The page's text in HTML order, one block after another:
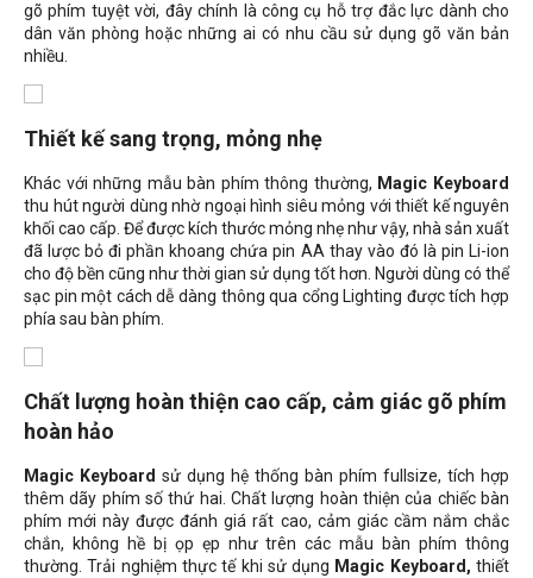
gõ phím tuyệt vời, đây chính là công cụ hỗ trợ đắc lực dành cho
dân văn phòng hoặc những ai có nhu cầu sử dụng gõ văn bản
nhiều.
Thiết kế sang trọng, mỏng nhẹ
Khác với những mẫu bàn phím thông thường, Magic Keyboard
thu hút người dùng nhờ ngoại hình siêu mỏng với thiết kế nguyên
khối cao cấp. Để được kích thước mỏng nhẹ như vậy, nhà sản xuất
đã lược bỏ đi phần khoang chứa pin AA thay vào đó là pin Li-ion
cho độ bền cũng như thời gian sử dụng tốt hơn. Người dùng có thể
sạc pin một cách dễ dàng thông qua cổng Lighting được tích hợp
phía sau bàn phím.
Chất lượng hoàn thiện cao cấp, cảm giác gõ phím
hoàn hảo
Magic Keyboard sử dụng hệ thống bàn phím fullsize, tích hợp
thêm dãy phím số thứ hai. Chất lượng hoàn thiện của chiếc bàn
phím mới này được đánh giá rất cao, cảm giác cầm nắm chắc
chắn, không hề bị ọp ẹp như trên các mẫu bàn phím thông
thường. Trải nghiệm thực tế khi sử dụng Magic Keyboard,thiết